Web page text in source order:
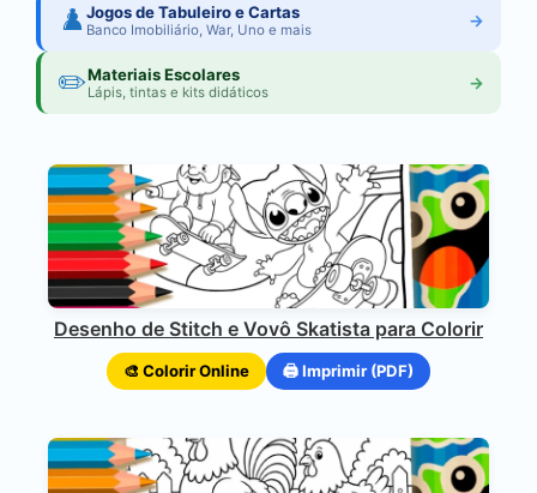
♟️Jogos de Tabuleiro e Cartas
Banco Imobiliário, War, Uno e mais →
✏️Materiais Escolares
Lápis, tintas e kits didáticos →
Desenho de Stitch e Vovô Skatista para Colorir
🎨 Colorir Online 🖨️ Imprimir (PDF)